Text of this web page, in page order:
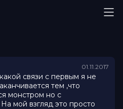
01.11.2017
связи с первым я не
тем ,что
монстром но с
мой взгляд это просто